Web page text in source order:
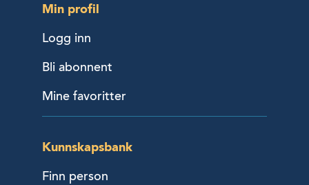
Min profil
Logg inn
Bli abonnent
Mine favoritter
Kunnskapsbank
Finn person